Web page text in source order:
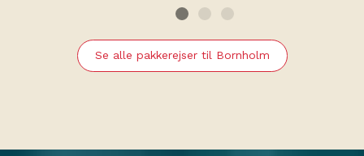
Se alle pakkerejser til Bornholm